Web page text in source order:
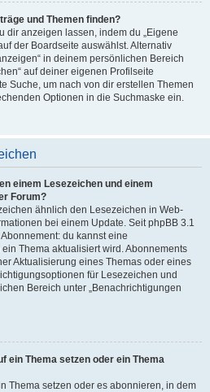
und Themen finden?
dir anzeigen lassen, indem du „Eigene
der Boardseite auswählst. Alternativ
in deinem persönlichen Bereich
auf deiner eigenen Profilseite
Suche, um nach von dir erstellen Themen
Optionen in die Suchmaske ein.
einem Lesezeichen und einem
Forum?
ähnlich den Lesezeichen in Web-
bei einem Update. Seit phpBB 3.1
du kannst eine
Thema aktualisiert wird. Abonnements
Aktualisierung eines Themas oder eines
für Lesezeichen und
Bereich unter „Benachrichtigungen
ein Thema setzen oder ein Thema
Thema setzen oder es abonnieren, in dem